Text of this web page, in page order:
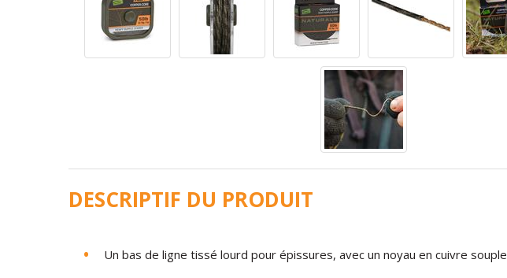
DESCRIPTIF DU PRODUIT
Un bas de ligne tissé lourd pour épissures, avec un noyau en cuivre souple